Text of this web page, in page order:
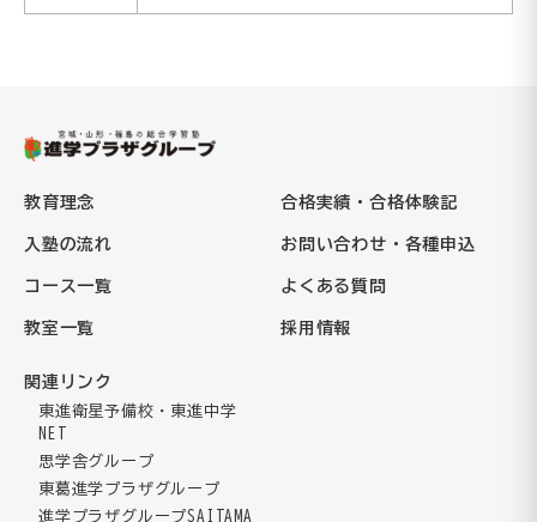
教育理念
入塾の流れ
コース一覧
教室一覧
合格実績・合格体験記
お問い合わせ・各種申込
よくある質問
採用情報
関連リンク
東進衛星予備校・東進中学
NET
思学舎グループ
東葛進学プラザグループ
進学プラザグループSAITAMA